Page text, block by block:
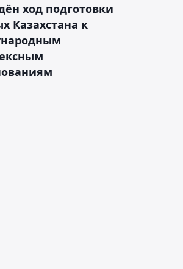
ход подготовки
Казахстана к